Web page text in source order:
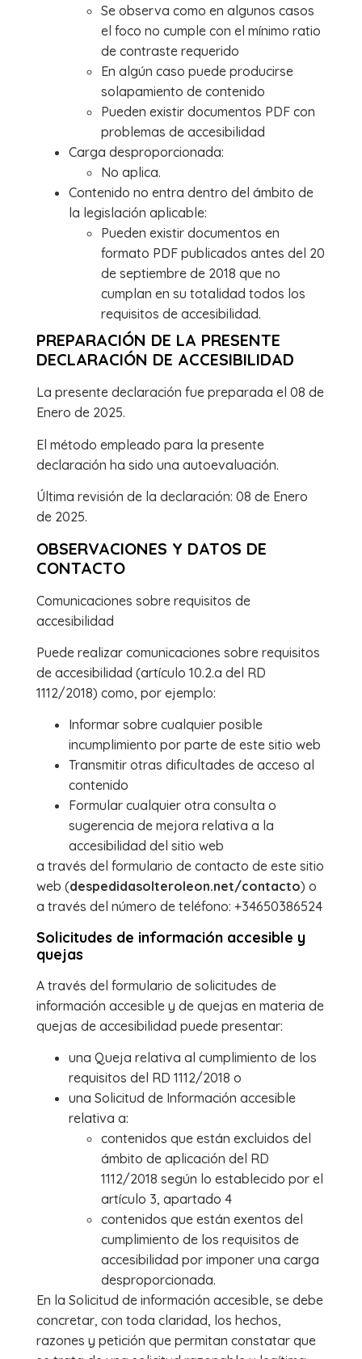
Se observa como en algunos casos
el foco no cumple con el mínimo ratio
de contraste requerido
En algún caso puede producirse
solapamiento de contenido
Pueden existir documentos PDF con
problemas de accesibilidad
Carga desproporcionada:
No aplica.
Contenido no entra dentro del ámbito de
la legislación aplicable:
Pueden existir documentos en
formato PDF publicados antes del 20
de septiembre de 2018 que no
cumplan en su totalidad todos los
requisitos de accesibilidad.
PREPARACIÓN DE LA PRESENTE
DECLARACIÓN DE ACCESIBILIDAD
La presente declaración fue preparada el 08 de
Enero de 2025.
El método empleado para la presente
declaración ha sido una autoevaluación.
Última revisión de la declaración: 08 de Enero
de 2025.
OBSERVACIONES Y DATOS DE
CONTACTO
Comunicaciones sobre requisitos de
accesibilidad
Puede realizar comunicaciones sobre requisitos
de accesibilidad (artículo 10.2.a del RD
1112/2018) como, por ejemplo:
Informar sobre cualquier posible
incumplimiento por parte de este sitio web
Transmitir otras dificultades de acceso al
contenido
Formular cualquier otra consulta o
sugerencia de mejora relativa a la
accesibilidad del sitio web
a través del formulario de contacto de este sitio
web (despedidasolteroleon.net/contacto) o
a través del número de teléfono: +34650386524
Solicitudes de información accesible y
quejas
A través del formulario de solicitudes de
información accesible y de quejas en materia de
quejas de accesibilidad puede presentar:
una Queja relativa al cumplimiento de los
requisitos del RD 1112/2018 o
una Solicitud de Información accesible
relativa a:
contenidos que están excluidos del
ámbito de aplicación del RD
1112/2018 según lo establecido por el
artículo 3, apartado 4
contenidos que están exentos del
cumplimiento de los requisitos de
accesibilidad por imponer una carga
desproporcionada.
En la Solicitud de información accesible, se debe
concretar, con toda claridad, los hechos,
razones y petición que permitan constatar que